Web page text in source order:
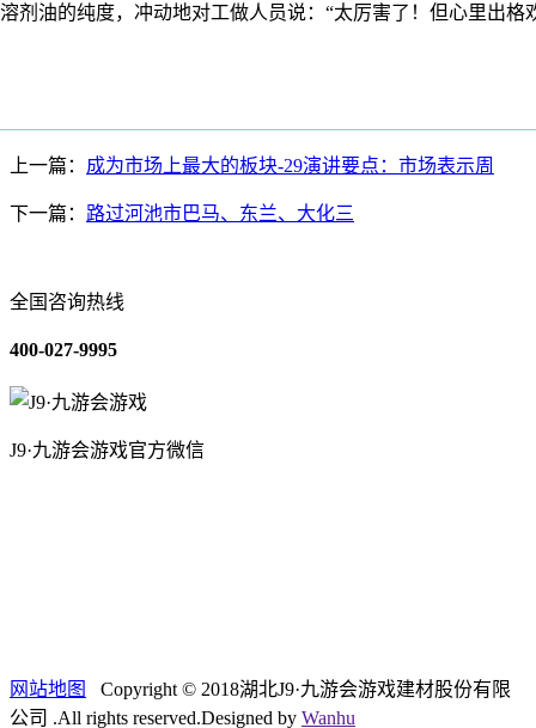
剂油的纯度，冲动地对工做人员说：“太厉害了！但心里出格
上一篇： 成为市场上最大的板块-29演讲要点：市场表示周
下一篇： 路过河池市巴马、东兰、大化三
全国咨询热线
400-027-9995
J9·九游会游戏官方微信
网站地图
Copyright © 2018湖北J9·九游会游戏建材股份有限
公司 .All rights reserved.Designed by Wanhu